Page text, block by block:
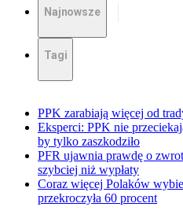
Najnowsze
Tagi
PPK zarabiają więcej od
Eksperci: PPK nie
by tylko zaszkodziło
PFR ujawnia prawdę o
szybciej niż wypłaty
Coraz więcej Polaków
przekroczyła 60 procent